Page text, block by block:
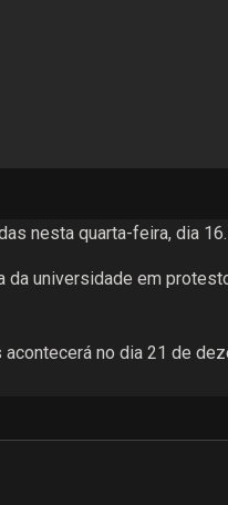
nesta quarta-feira, dia 16.
da universidade em
no dia 21 de